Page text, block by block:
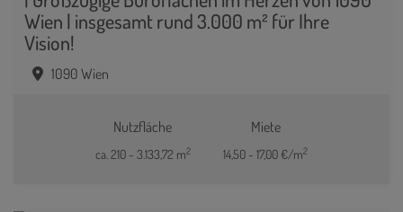
Wien | insgesamt rund 3.000 m² für Ihre
Vision!
1090 Wien
Nutzfläche
ca. 210 - 3.133,72 m2
Miete
14,50 - 17,00 €/m2